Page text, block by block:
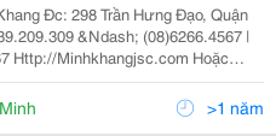
Đạo, Quận
+ Hiệu Quả Cty Cp
Dịch
>1 năm